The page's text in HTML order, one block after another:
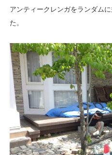
アンティークレンガをランダム
た。